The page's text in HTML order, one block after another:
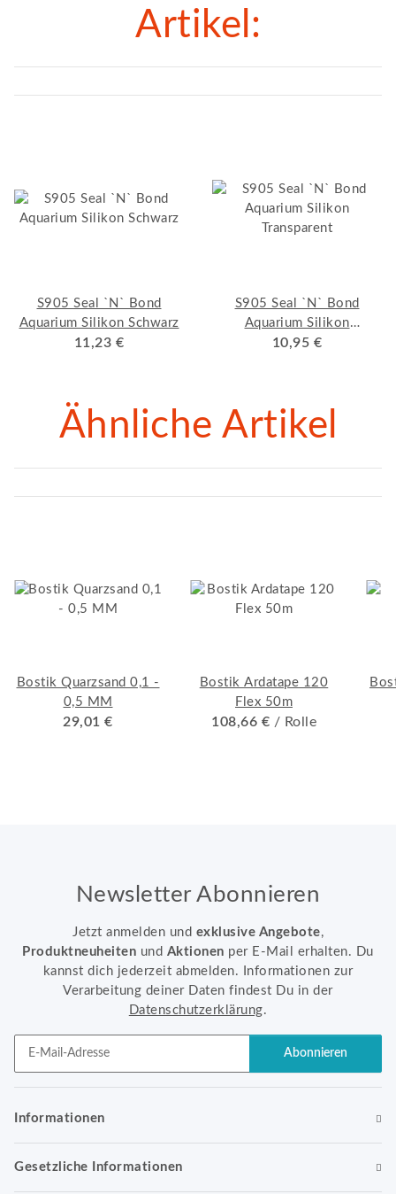
Artikel:
S905 Seal `N` Bond
Aquarium Silikon Schwarz
11,23 €
S905 Seal `N` Bond
Aquarium Silikon
Transparent
10,95 €
Ähnliche Artikel
Bostik Quarzsand 0,1 -
0,5 MM
29,01 €
Bostik Ardatape 120
Flex 50m
108,66 € / Rolle
Newsletter Abonnieren
Jetzt anmelden und exklusive Angebote,
Produktneuheiten und Aktionen per E-Mail erhalten. Du
kannst dich jederzeit abmelden. Informationen zur
Verarbeitung deiner Daten findest Du in der
Datenschutzerklärung.
Abonnieren
Informationen
Gesetzliche Informationen